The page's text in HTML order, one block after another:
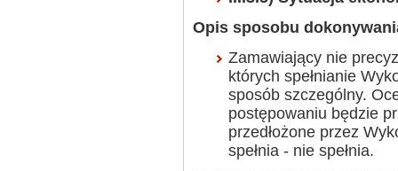
Opis sposobu
Zamawiający nie
których spełnianie
sposób szczególny.
postępowaniu będzie
przedłożone przez
spełnia - nie spełnia.